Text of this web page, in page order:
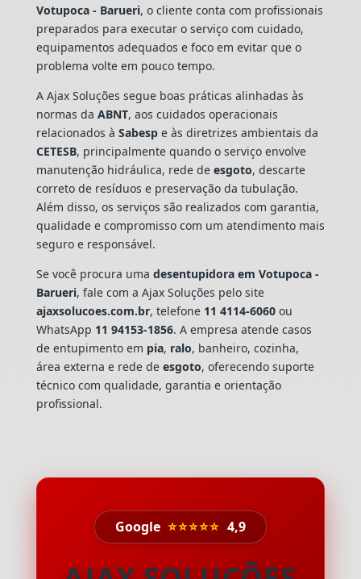
Votupoca - Barueri, o cliente conta com profissionais
preparados para executar o serviço com cuidado,
equipamentos adequados e foco em evitar que o
problema volte em pouco tempo.
A Ajax Soluções segue boas práticas alinhadas às
normas da ABNT, aos cuidados operacionais
relacionados à Sabespe às diretrizes ambientais da
CETESB, principalmente quando o serviço envolve
manutenção hidráulica, rede de esgoto, descarte
correto de resíduos e preservação da tubulação.
Além disso, os serviços são realizados com garantia,
qualidade e compromisso com um atendimento mais
seguro e responsável.
Se você procura uma desentupidora em Votupoca -
Barueri, fale com a Ajax Soluções pelo site
ajaxsolucoes.com.br, telefone 11 4114-6060ou
WhatsApp 11 94153-1856. A empresa atende casos
de entupimento em pia, ralo, banheiro, cozinha,
área externa e rede de esgoto, oferecendo suporte
técnico com qualidade, garantia e orientação
profissional.
Google ⭐⭐⭐⭐⭐ 4,9